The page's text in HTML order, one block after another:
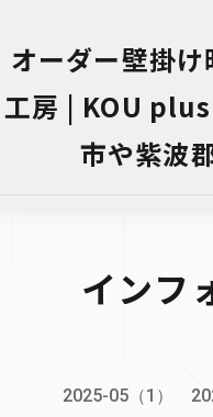
オーダー壁掛
工房 | KOU
市や紫波
インフ
2025-05（1）